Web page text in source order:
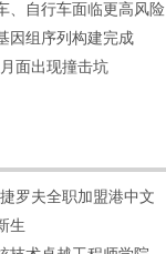
、自行车面临更高风险
因组序列构建完成
面出现撞击坑
罗夫全职加盟港中文
生